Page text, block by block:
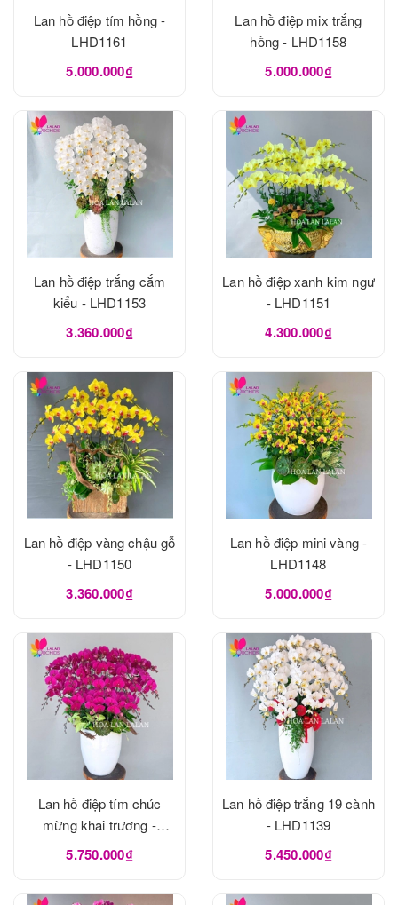
Lan hồ điệp tím hồng -
LHD1161
5.000.000₫
Lan hồ điệp mix trắng
hồng - LHD1158
5.000.000₫
Lan hồ điệp trắng cắm
kiểu - LHD1153
3.360.000₫
Lan hồ điệp xanh kim ngư
- LHD1151
4.300.000₫
Lan hồ điệp vàng chậu gỗ
- LHD1150
3.360.000₫
Lan hồ điệp mini vàng -
LHD1148
5.000.000₫
Lan hồ điệp tím chúc
mừng khai trương -
LHD1140
5.750.000₫
Lan hồ điệp trắng 19 cành
- LHD1139
5.450.000₫